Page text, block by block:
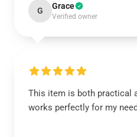
G Grace
Verified owner
This item is both practical
works perfectly for my